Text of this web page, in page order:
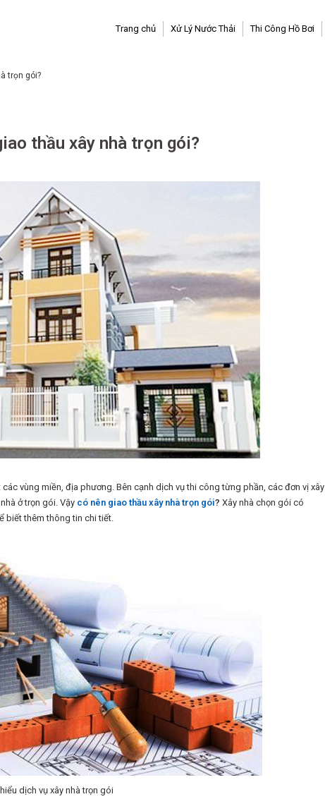
Trang chủ Xử Lý Nước Thải Thi Công Hồ Bơi
trọn gói?
thầu xây nhà trọn gói?
vùng miền, địa phương. Bên cạnh dịch vụ thi công từng phần, các đơn vị xây
ở trọn gói. Vậy có nên giao thầu xây nhà trọn gói? Xây nhà chọn gói có
biết thêm thông tin chi tiết.
dịch vụ xây nhà trọn gói